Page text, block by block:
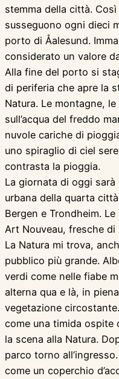
stemma della città.
susseguono ogni dieci
porto di Åalesund.
considerato un valore
Alla fine del porto si
di periferia che apre la
Natura. Le montagne,
sull’acqua del freddo
nuvole cariche di
uno spiraglio di ciel
contrasta la pioggia.
La giornata di oggi sarà
urbana della quarta
Bergen e Trondheim.
Art Nouveau, fresche
La Natura mi trova,
pubblico più grande.
verdi come nelle fiabe
alterna qua e là, in
vegetazione
come una timida
la scena alla Natura.
parco torno
come un coperchio